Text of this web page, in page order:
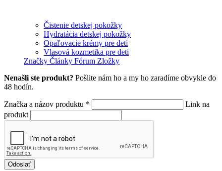
Čistenie detskej pokožky
Hydratácia detskej pokožky
Opaľovacie krémy pre deti
Vlasová kozmetika pre deti
Značky Články Fórum Zložky
Nenašli ste produkt? Pošlite nám ho a my ho zaradíme obvykle do
48 hodín.
Značka a názov produktu *
Link na
produkt
Odoslať